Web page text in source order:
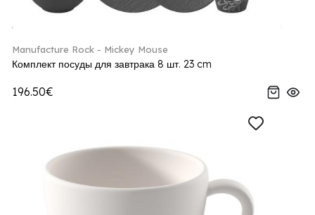
Manufacture Rock - Mickey Mouse
Комплект посуды для завтрака 8 шт. 23 cm
196.50€